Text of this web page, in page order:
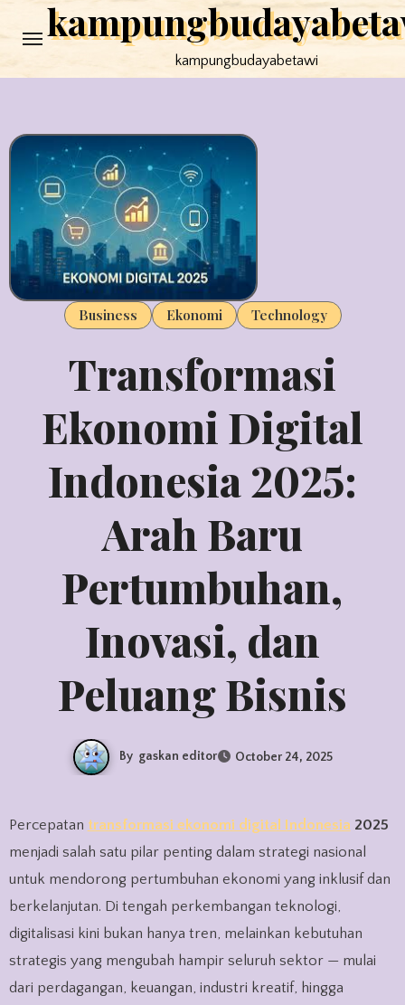
to
kampungbudayabetawi
Business Ekonomi Technology
Transformasi
Ekonomi Digital
Indonesia 2025:
Arah Baru
Pertumbuhan,
Inovasi, dan
Peluang Bisnis
By gaskan editor October 24, 2025
Percepatan transformasi ekonomi digital Indonesia 2025
menjadi salah satu pilar penting dalam strategi nasional
untuk mendorong pertumbuhan ekonomi yang inklusif dan
berkelanjutan. Di tengah perkembangan teknologi,
digitalisasi kini bukan hanya tren, melainkan kebutuhan
strategis yang mengubah hampir seluruh sektor — mulai
dari perdagangan, keuangan, industri kreatif, hingga